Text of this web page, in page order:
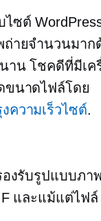
ซต์
ายจำนวนมาก
านโชคดีที่มีเค
ขนาดไฟล์โดย
ความเร็วไซต์.
งรับรูปแบบภา
และแม้แต่ไฟล์